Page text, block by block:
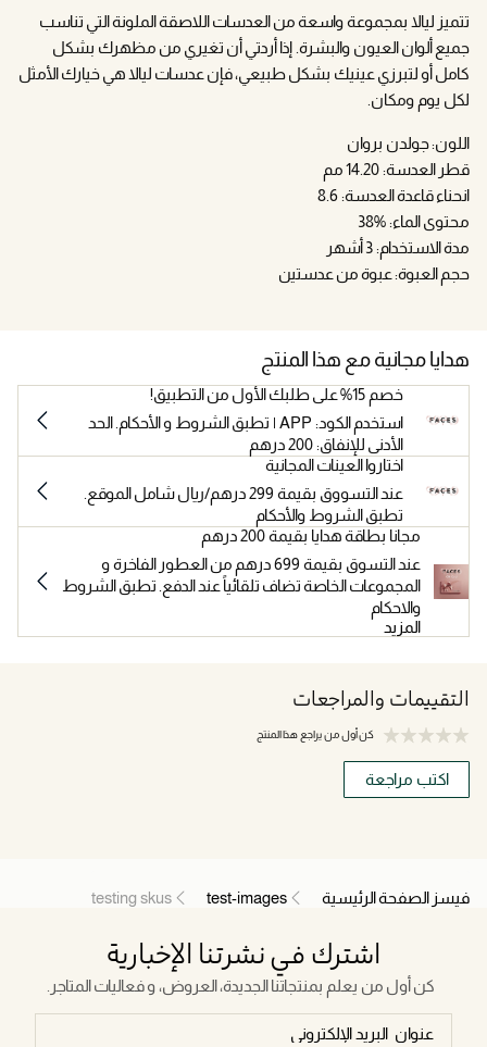
تتميز ليالا بمجموعة واسعة من العدسات اللاصقة الملونة التي تناسب
جميع ألوان العيون والبشرة. إذا أردتي أن تغيري من مظهرك بشكل
كامل أو لتبرزي عينيك بشكل طبيعي، فإن عدسات ليالا هي خيارك الأمثل
لكل يوم ومكان.
اللون: جولدن بروان
قطر العدسة: 14.20 مم
انحناء قاعدة العدسة: 8.6
محتوى الماء: %38
مدة الاستخدام: 3 أشهر
حجم العبوة: عبوة من عدستين
هدايا مجانية مع هذا المنتج
خصم 15% على طلبك الأول من التطبيق!
استخدم الكود: APP | تطبق الشروط و الأحكام. الحد
الأدنى للإنفاق: 200 درهم
اختاروا العينات المجانية
عند التسووق بقيمة 299 درهم/ريال شامل الموقع.
تطبق الشروط والأحكام
مجانا بطاقة هدايا بقيمة 200 درهم
عند التسوق بقيمة 699 درهم من العطور الفاخرة و
المجموعات الخاصة تضاف تلقائياً عند الدفع. تطبق الشروط
والاحكام
المزيد
التقييمات والمراجعات
كن أول من يراجع هذا المنتج
اكتب مراجعة
فيسز الصفحة الرئيسية test-images
testing skus
اشترك في نشرتنا الإخبارية
كن أول من يعلم بمنتجاتنا الجديدة، العروض، و فعاليات المتاجر.